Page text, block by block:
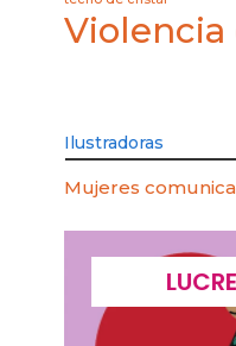
Ilustradoras
Mujeres